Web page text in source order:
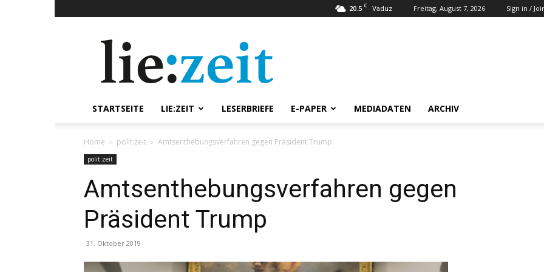
20.5 C Vaduz Freitag, August 7, 2026 Sign in /
STARTSEITE LIE:ZEIT LESERBRIEFE E-PAPER MEDIADATEN ARCHIV
Home polit:zeit Amtsenthebungsverfahren gegen Präsident Trump
polit:zeit
Amtsenthebungsverfahren gegen
Präsident Trump
31. Oktober 2019